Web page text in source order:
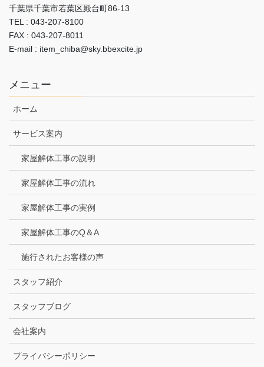
千葉県千葉市若葉区殿台町86-13
TEL : 043-207-8100
FAX : 043-207-8011
E-mail : item_chiba@sky.bbexcite.jp
メニュー
ホーム
サービス案内
家屋解体工事の説明
家屋解体工事の流れ
家屋解体工事の実例
家屋解体工事のQ＆A
施行されたお客様の声
スタッフ紹介
スタッフブログ
会社案内
プライバシーポリシー